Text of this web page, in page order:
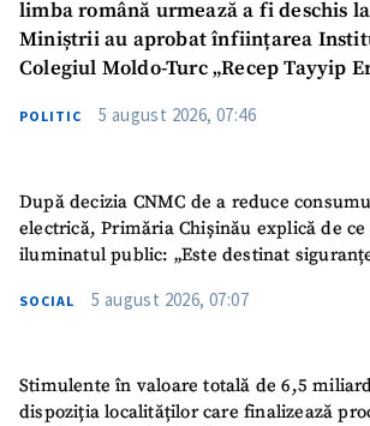
limba română urmează a fi deschis
Miniștrii au aprobat înființarea
Colegiul Moldo-Turc „Recep Tayyip
POLITIC 5 august 2026, 07:46
După decizia CNMC de a reduce
electrică, Primăria Chișinău explică de
iluminatul public: „Este destinat
SOCIAL 5 august 2026, 07:07
Stimulente în valoare totală de 6,5
dispoziția localităților care finalizează
Telefon
+ Telefon personal
Am citit și sunt de
TRIMITE ȘTIREA